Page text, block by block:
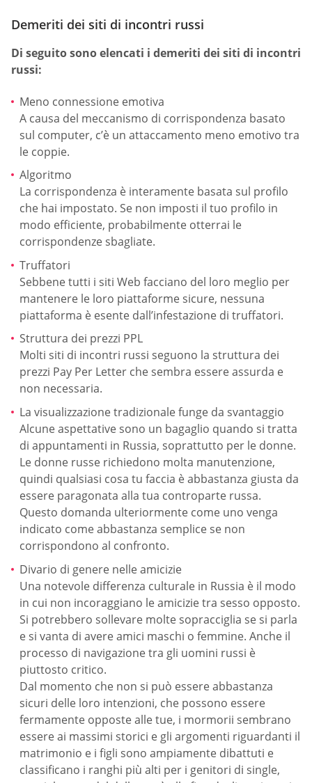
Demeriti dei siti di incontri russi
Di seguito sono elencati i demeriti dei siti di incontri
russi:
Meno connessione emotiva
A causa del meccanismo di corrispondenza basato
sul computer, c’è un attaccamento meno emotivo tra
le coppie.
Algoritmo
La corrispondenza è interamente basata sul profilo
che hai impostato. Se non imposti il tuo profilo in
modo efficiente, probabilmente otterrai le
corrispondenze sbagliate.
Truffatori
Sebbene tutti i siti Web facciano del loro meglio per
mantenere le loro piattaforme sicure, nessuna
piattaforma è esente dall’infestazione di truffatori.
Struttura dei prezzi PPL
Molti siti di incontri russi seguono la struttura dei
prezzi Pay Per Letter che sembra essere assurda e
non necessaria.
La visualizzazione tradizionale funge da svantaggio
Alcune aspettative sono un bagaglio quando si tratta
di appuntamenti in Russia, soprattutto per le donne.
Le donne russe richiedono molta manutenzione,
quindi qualsiasi cosa tu faccia è abbastanza giusta da
essere paragonata alla tua controparte russa.
Questo domanda ulteriormente come uno venga
indicato come abbastanza semplice se non
corrispondono al confronto.
Divario di genere nelle amicizie
Una notevole differenza culturale in Russia è il modo
in cui non incoraggiano le amicizie tra sesso opposto.
Si potrebbero sollevare molte sopracciglia se si parla
e si vanta di avere amici maschi o femmine. Anche il
processo di navigazione tra gli uomini russi è
piuttosto critico.
Dal momento che non si può essere abbastanza
sicuri delle loro intenzioni, che possono essere
fermamente opposte alle tue, i mormorii sembrano
essere ai massimi storici e gli argomenti riguardanti il
matrimonio e i figli sono ampiamente dibattuti e
classificano i ranghi più alti per i genitori di single,